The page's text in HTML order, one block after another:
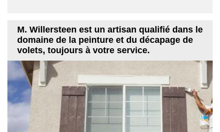
M. Willersteen est un artisan qualifié dans le
domaine de la peinture et du décapage de
volets, toujours à votre service.